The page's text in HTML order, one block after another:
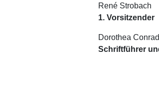
René Strobach
1. Vorsitzender
Dorothea Conrad
Schriftführer